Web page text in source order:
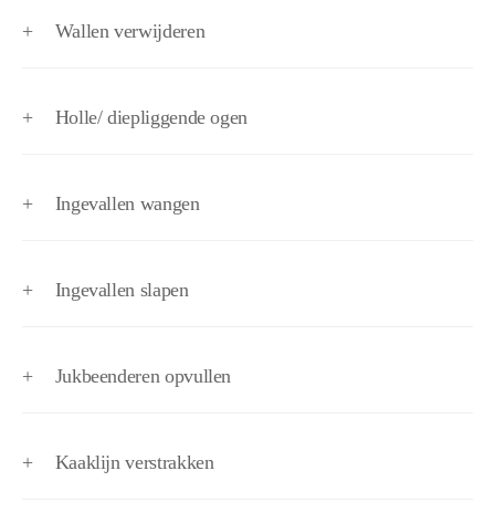
+ Wallen verwijderen
+ Holle/ diepliggende ogen
+ Ingevallen wangen
+ Ingevallen slapen
+ Jukbeenderen opvullen
+ Kaaklijn verstrakken